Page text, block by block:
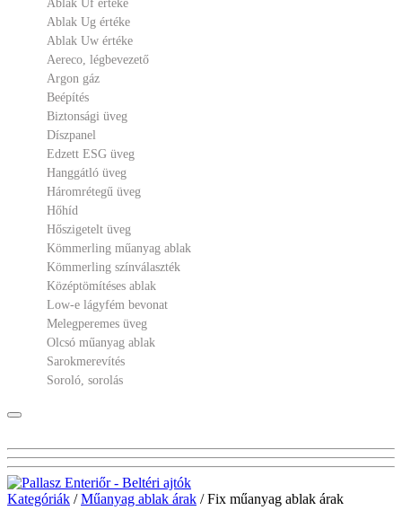
Ablak Uf értéke
Ablak Ug értéke
Ablak Uw értéke
Aereco, légbevezető
Argon gáz
Beépítés
Biztonsági üveg
Díszpanel
Edzett ESG üveg
Hanggátló üveg
Háromrétegű üveg
Hőhíd
Hőszigetelt üveg
Kömmerling műanyag ablak
Kömmerling színválaszték
Középtömítéses ablak
Low-e lágyfém bevonat
Melegperemes üveg
Olcsó műanyag ablak
Sarokmerevítés
Soroló, sorolás
Kategóriák /Műanyag ablak árak / Fix műanyag ablak árak